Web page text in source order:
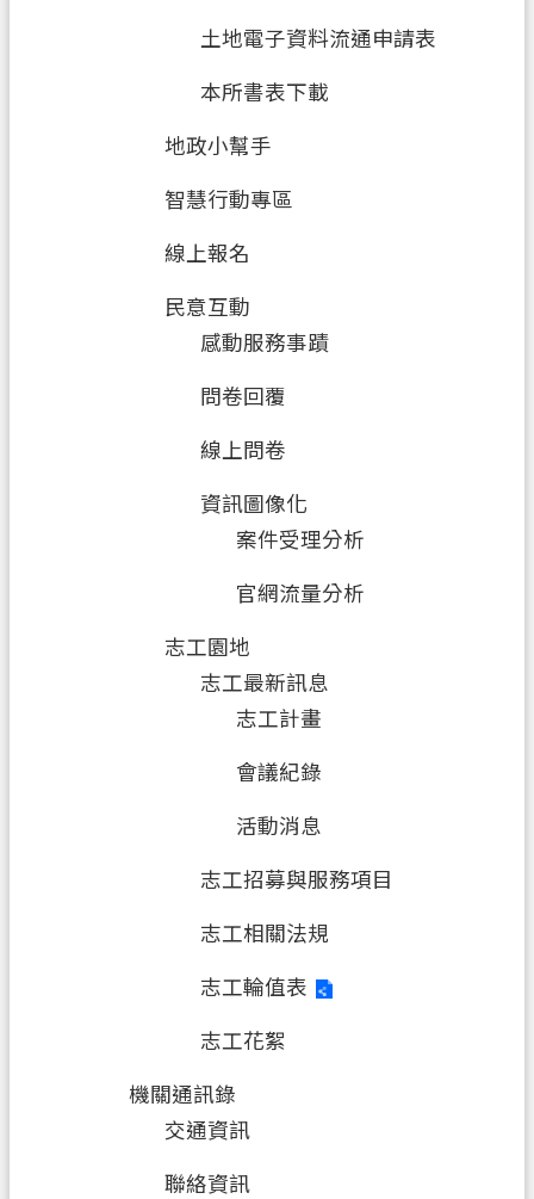
土地電子資料流通申請表
本所書表下載
地政小幫手
智慧行動專區
線上報名
民意互動
感動服務事蹟
問卷回覆
線上問卷
資訊圖像化
案件受理分析
官網流量分析
志工園地
志工最新訊息
志工計畫
會議紀錄
活動消息
志工招募與服務項目
志工相關法規
志工輪值表
志工花絮
機關通訊錄
交通資訊
聯絡資訊